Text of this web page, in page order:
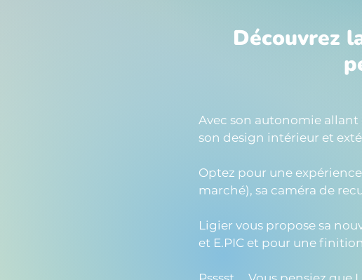
Découvrez
Avec son autonomie allant
son design intérieur et
Optez pour une
marché), sa caméra de
Ligier vous propose sa
et E.PIC et pour une